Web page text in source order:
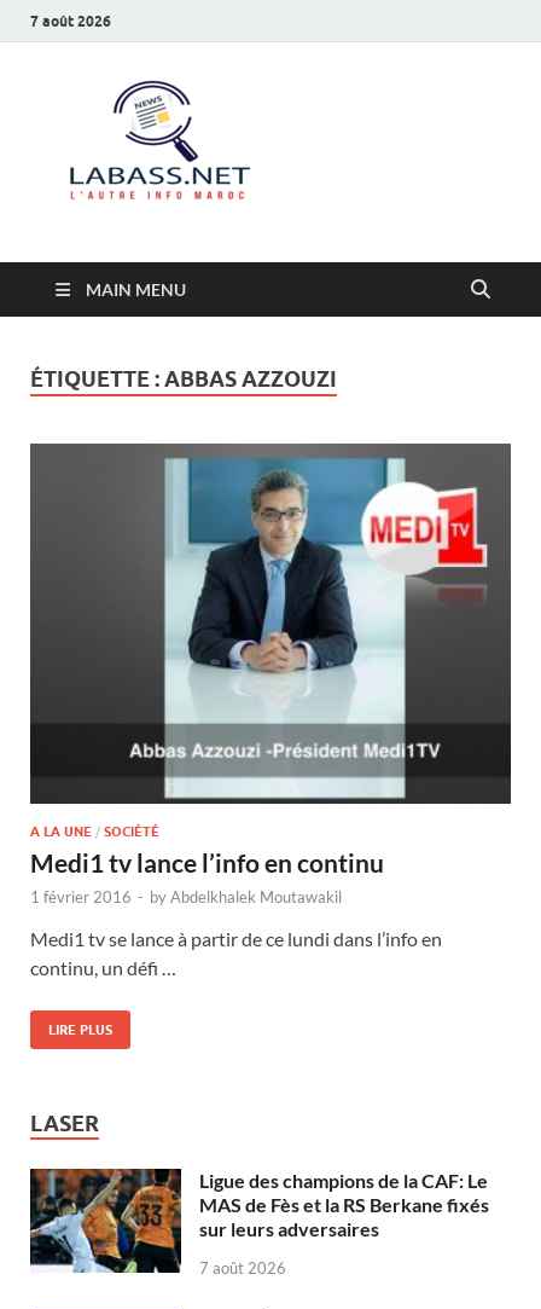
7 août 2026
MAIN MENU
ÉTIQUETTE :ABBAS AZZOUZI
A LA UNE / SOCIÉTÉ
Medi1 tv lance l’info en continu
1 février 2016 - byAbdelkhalek Moutawakil
Medi1 tv se lance à partir de ce lundi dans l’info en
continu, un défi …
LIRE PLUS
LASER
Ligue des champions de la CAF: Le
MAS de Fès et la RS Berkane fixés
sur leurs adversaires
7 août 2026